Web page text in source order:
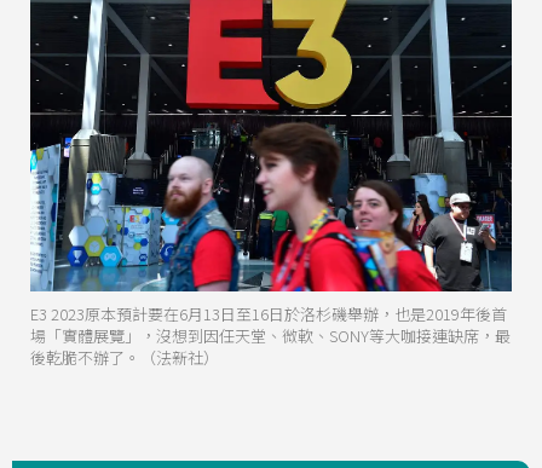
E3 2023原本預計要在6月13日至16日於洛杉磯舉辦，也是2019年後首
場「實體展覽」，沒想到因任天堂、微軟、SONY等大咖接連缺席，最
後乾脆不辦了。（法新社）